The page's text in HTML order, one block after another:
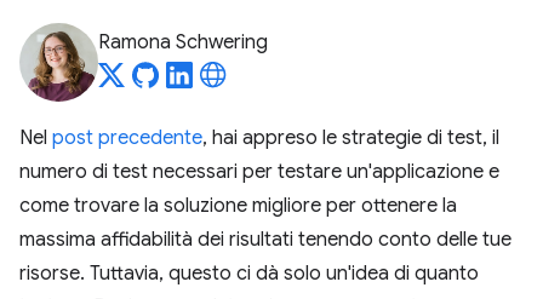
Ramona Schwering
Nel post precedente, hai appreso le strategie di test, il
numero di test necessari per testare un'applicazione e
come trovare la soluzione migliore per ottenere la
massima affidabilità dei risultati tenendo conto delle tue
risorse. Tuttavia, questo ci dà solo un'idea di quanto